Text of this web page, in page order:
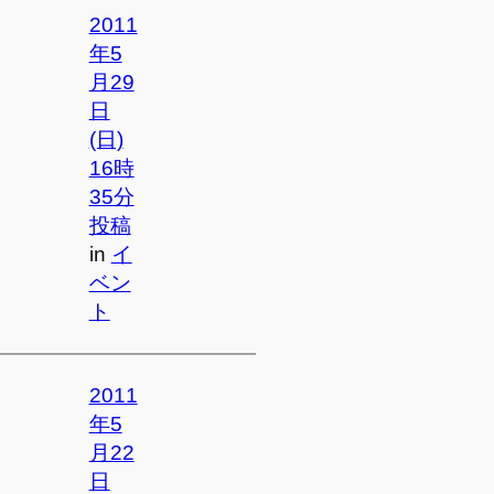
2011
年5
月29
日
(日)
16時
35分
投稿
in イ
ベン
ト
2011
年5
月22
日